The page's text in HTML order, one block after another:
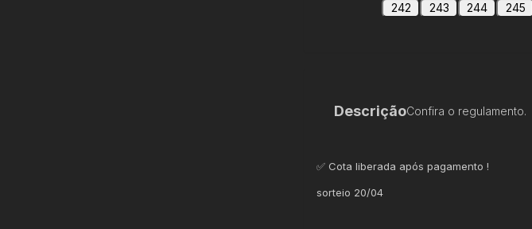
242
243 244 245
DescriçãoConfira o regulamento.
✅ Cota liberada após pagamento !
sorteio 20/04